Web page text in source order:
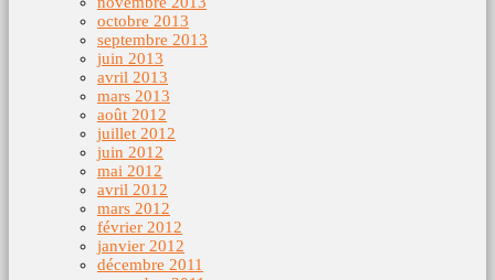
octobre 2013
septembre 2013
juin 2013
avril 2013
mars 2013
août 2012
juillet 2012
juin 2012
mai 2012
avril 2012
mars 2012
février 2012
janvier 2012
décembre 2011